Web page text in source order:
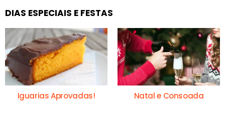
DIAS ESPECIAIS E FESTAS
Iguarias Aprovadas! Natal e Consoada